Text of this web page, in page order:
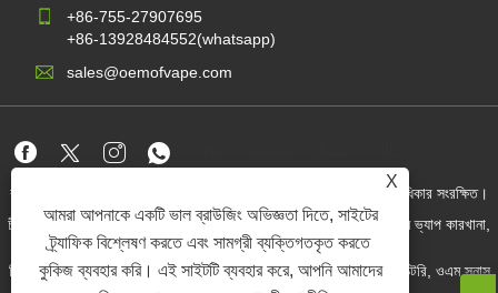
X
আমরা আপনাকে একটি ভাল ব্রাউজিং অভিজ্ঞতা দিতে, সাইটের
ট্র্যাফিক বিশ্লেষণ করতে এবং সামগ্রী ব্যক্তিগতকৃত করতে
কুকিজ ব্যবহার করি। এই সাইটটি ব্যবহার করে, আপনি আমাদের
+86-755-27907695
+86-13928484552(whatsapp)
sales@oemofvape.com
কপিরাইট © 2022 অ্যাপলাস প্রিসিশন টেকনোলজি কোং, লিমিটেড। সমস্ত অধিকার সংরক্ষিত।
চীন কার্টরিজ প্রস্তুতকারক, প্রতিস্থাপন পড ডিভাইস, ডিসপোজেবল ভ্যাপ, ওএম ভ্যাপ কারখানা,
বৈদ্যুতিন সিগারেট
নিকোটিন পাউচ পাইকার, নিকোটিন পাউচ সরবরাহকারী, ওএম নিকোটিন পাউচ ফ্যাক্টরি, ওএম স্নাস
ফ্যাক্টরি, নিকোটিন পাউচ, প্রিফিল্ড পোড ডিভাইস,